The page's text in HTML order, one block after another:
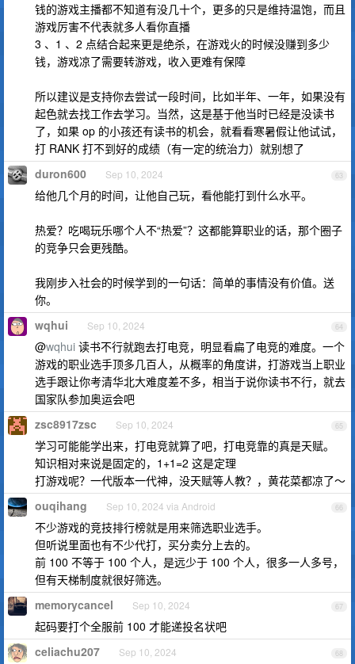
钱的游戏主播都不知道有没几十个，更多的只是维持温饱，而且
游戏厉害不代表就多人看你直播
3 、1 、2 点结合起来更是绝杀，在游戏火的时候没赚到多少
钱，游戏凉了需要转游戏，收入更难有保障
所以建议是支持你去尝试一段时间，比如半年、一年，如果没有
起色就去找工作去学习。当然，这是基于他当时已经是没读书
了，如果 op 的小孩还有读书的机会，就看看寒暑假让他试试，
打 RANK 打不到好的成绩（有一定的统治力）就别想了
63
duron600 Sep 10, 2024
给他几个月的时间，让他自己玩，看他能打到什么水平。
热爱？吃喝玩乐哪个人不“热爱”？这都能算职业的话，那个圈子
的竞争只会更残酷。
我刚步入社会的时候学到的一句话：简单的事情没有价值。送
你。
64
wqhui Sep 10, 2024
@wqhui 读书不行就跑去打电竞，明显看扁了电竞的难度。一个
游戏的职业选手顶多几百人，从概率的角度讲，打游戏当上职业
选手跟让你考清华北大难度差不多，相当于说你读书不行，就去
国家队参加奥运会吧
65
zsc8917zsc Sep 10, 2024
学习可能能学出来，打电竞就算了吧，打电竞靠的真是天赋。
知识相对来说是固定的，1+1=2 这是定理
打游戏呢？一代版本一代神，没天赋等人教？，黄花菜都凉了～
66
ouqihang Sep 10, 2024 via Android
不少游戏的竞技排行榜就是用来筛选职业选手。
但听说里面也有不少代打，买分卖分上去的。
前 100 不等于 100 个人，是远少于 100 个人，很多一人多号，
但有天梯制度就很好筛选。
67
memorycancel Sep 10, 2024
起码要打个全服前 100 才能递投名状吧
68
celiachu207 Sep 10, 2024